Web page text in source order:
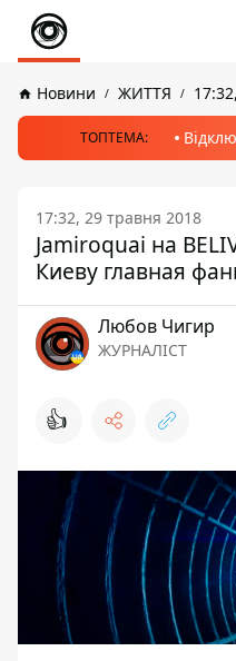
Новини ЖИТТЯ
ТОПТЕМА:
17:32, 29 травня 2018
Jamiroquai на
Киеву главная
Любов Чигир
ЖУРНАЛІСТ
👍